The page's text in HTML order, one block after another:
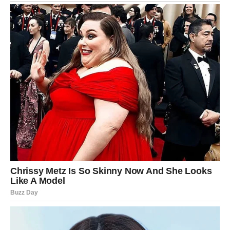
VAGA – Ravnoteža se vraća, ali
kroz važnu odluku
Vage danas dolaze do prekretnice. Ne možete više
balansirati između dve strane – vreme je za odluku.
U ljubavi, moguće je da birate između prošlosti i
budućnosti. Neće biti lako, ali će biti oslobađajuće.
Ako ste u vezi – razgovor može rešiti sve ili razjasniti ono
što više ne funkcioniše.
Na poslovnom planu – prilika dolazi, ali traži hrabrost.
ŠKORPIJA – Intuicija vam danas